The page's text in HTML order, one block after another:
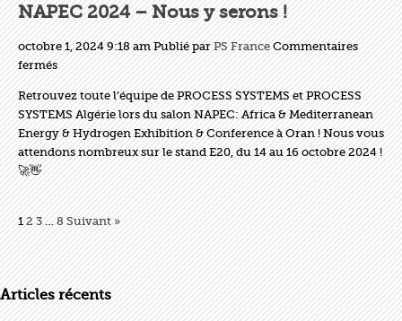
NAPEC 2024 – Nous y serons !
octobre 1, 2024 9:18 am Publié parPS France Commentaires
ferméssur
NAPEC
2024
–
Nous
y
serons
!
Retrouvez toute l’équipe de PROCESS SYSTEMS et PROCESS
SYSTEMS Algérie lors du salon NAPEC: Africa & Mediterranean
Energy & Hydrogen Exhibition & Conference à Oran ! Nous vous
attendons nombreux sur le stand E20, du 14 au 16 octobre 2024 !
🚀👋
1 2 3 … 8 Suivant »
Articles récents